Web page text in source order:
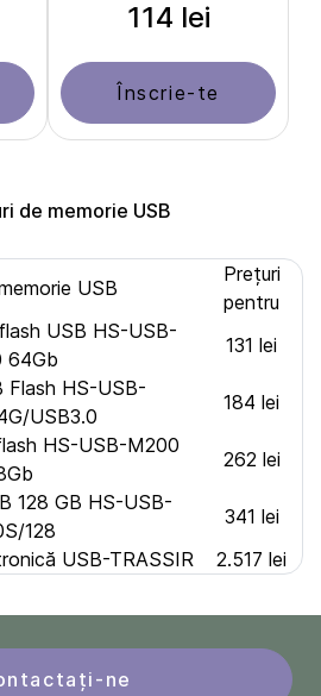
114 lei
Înscrie-te
de memorie USB
USB
Prețuri
pentru
USB HS-USB-
64Gb
131 lei
Flash HS-USB-
USB3.0
184 lei
HS-USB-M200
262 lei
128 GB HS-USB-
128
341 lei
USB-TRASSIR
2.517 lei
ne